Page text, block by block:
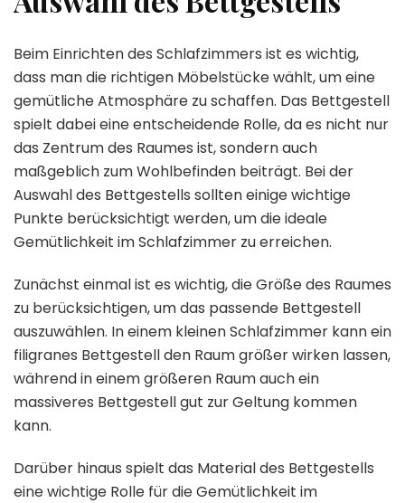
Beim Einrichten des Schlafzimmers ist es wichtig,
dass man die richtigen Möbelstücke wählt, um eine
gemütliche Atmosphäre zu schaffen. Das Bettgestell
spielt dabei eine entscheidende Rolle, da es nicht nur
das Zentrum des Raumes ist, sondern auch
maßgeblich zum Wohlbefinden beiträgt. Bei der
Auswahl des Bettgestells sollten einige wichtige
Punkte berücksichtigt werden, um die ideale
Gemütlichkeit im Schlafzimmer zu erreichen.
Zunächst einmal ist es wichtig, die Größe des Raumes
zu berücksichtigen, um das passende Bettgestell
auszuwählen. In einem kleinen Schlafzimmer kann ein
filigranes Bettgestell den Raum größer wirken lassen,
während in einem größeren Raum auch ein
massiveres Bettgestell gut zur Geltung kommen
kann.
Darüber hinaus spielt das Material des Bettgestells
eine wichtige Rolle für die Gemütlichkeit im